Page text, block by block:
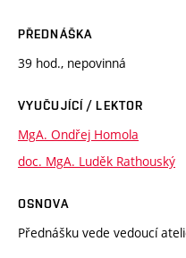
PŘEDNÁŠKA
39 hod., nepovinná
VYUČUJÍCÍ / LEKTOR
MgA. Ondřej Homola
doc. MgA. Luděk Rathouský
OSNOVA
Přednášku vede vedoucí